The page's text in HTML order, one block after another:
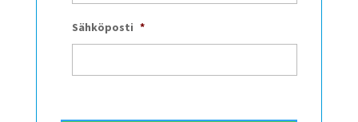
Sähköposti *